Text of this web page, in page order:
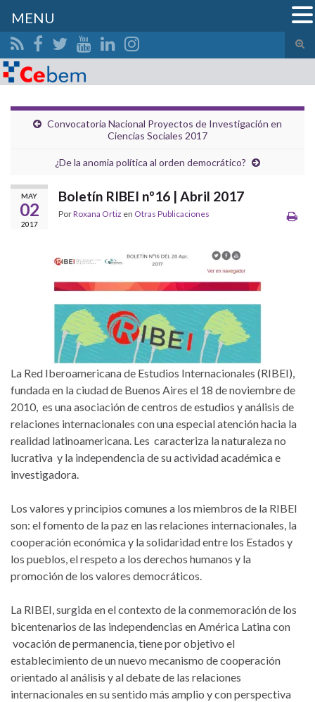
el
Search for:
Convocatoria Nacional Proyectos de Investigación en
Ciencias Sociales 2017
¿De la anomia política al orden democrático?
MAY
02
2017
Boletín RIBEI nº16 | Abril 2017
PorRoxana Ortiz en Otras Publicaciones
La Red Iberoamericana de Estudios Internacionales (RIBEI),
fundada en la ciudad de Buenos Aires el 18 de noviembre de
2010, es una asociación de centros de estudios y análisis de
relaciones internacionales con una especial atención hacia la
realidad latinoamericana. Les caracteriza la naturaleza no
lucrativa y la independencia de su actividad académica e
investigadora.
Los valores y principios comunes a los miembros de la RIBEI
son: el fomento de la paz en las relaciones internacionales, la
cooperación económica y la solidaridad entre los Estados y
los pueblos, el respeto a los derechos humanos y la
promoción de los valores democráticos.
La RIBEI, surgida en el contexto de la conmemoración de los
bicentenarios de las independencias en América Latina con
vocación de permanencia, tiene por objetivo el
establecimiento de un nuevo mecanismo de cooperación
orientado al análisis y al debate de las relaciones
internacionales en su sentido más amplio y con perspectiva
MENU